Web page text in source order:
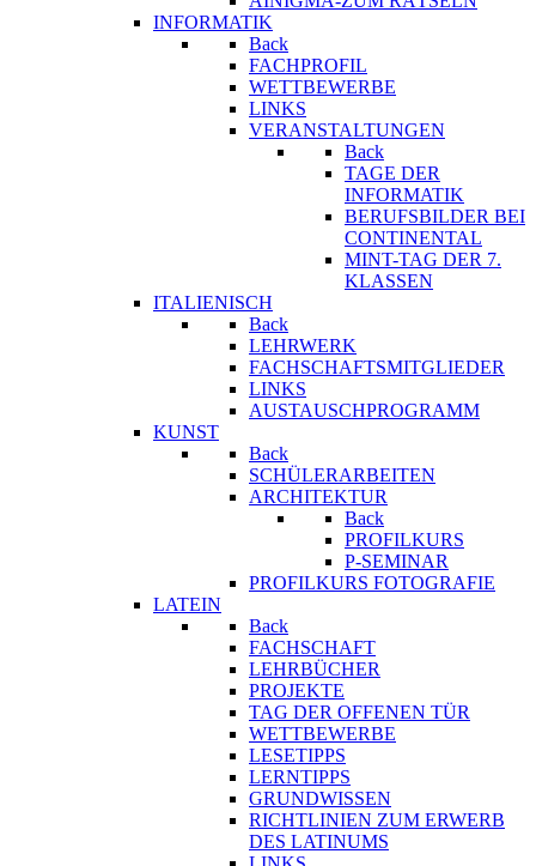
INFORMATIK
Back
FACHPROFIL
WETTBEWERBE
LINKS
VERANSTALTUNGEN
Back
TAGE DER
INFORMATIK
BERUFSBILDER BEI
CONTINENTAL
MINT-TAG DER 7.
KLASSEN
ITALIENISCH
Back
LEHRWERK
FACHSCHAFTSMITGLIEDER
LINKS
AUSTAUSCHPROGRAMM
KUNST
Back
SCHÜLERARBEITEN
ARCHITEKTUR
Back
PROFILKURS
P-SEMINAR
PROFILKURS FOTOGRAFIE
LATEIN
Back
FACHSCHAFT
LEHRBÜCHER
PROJEKTE
TAG DER OFFENEN TÜR
WETTBEWERBE
LESETIPPS
LERNTIPPS
GRUNDWISSEN
RICHTLINIEN ZUM ERWERB
DES LATINUMS